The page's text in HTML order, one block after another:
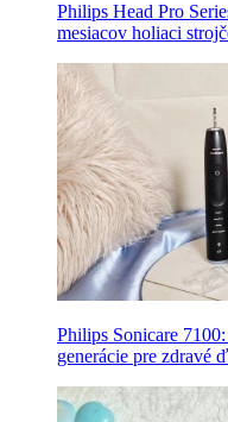
Philips Head Pro
mesiacov holiaci
Philips Sonicare
generácie pre zdravé